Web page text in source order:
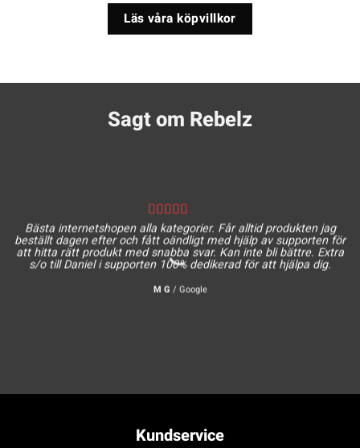
Läs våra köpvillkor
Sagt om Rebelz
Bästa internetshopen alla kategorier. Får alltid produkten jag
beställt dagen efter och fått oändligt med hjälp av supporten för
att hitta rätt produkt med snabba svar. Kan inte bli bättre. Extra
s/o till Daniel i supporten 100% dedikerad för att hjälpa dig.
M G / Google
Kundservice